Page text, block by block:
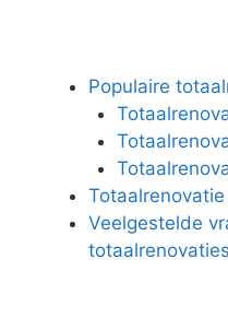
Populaire
Veelgestelde
totaalrenovaties